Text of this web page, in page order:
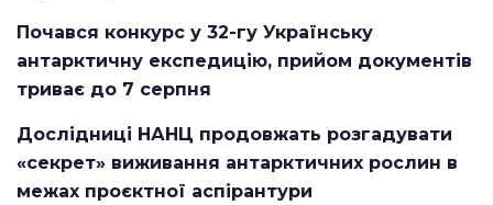
Почався конкурс у 32-гу Українську
антарктичну експедицію, прийом документів
триває до 7 серпня
Дослідниці НАНЦ продовжать розгадувати
«секрет» виживання антарктичних рослин в
межах проєктної аспірантури